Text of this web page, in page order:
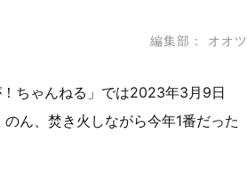
編集部： オオツ
ちゃんねる」では2023年3月9日
ん、焚き火しながら今年1番だった